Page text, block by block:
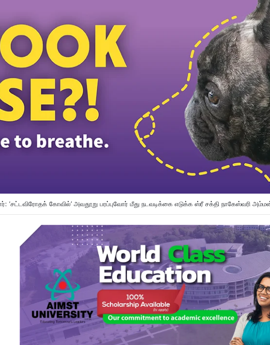
இடையே தொழிலாளர் துறை ஒத்துழைப்பு வலுப்படும்: டத்தோ ஶ்ரீ ரமணன் அறிவிப்பு